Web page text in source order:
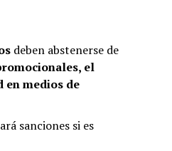
deben abstenerse de
el
en medios de
sanciones si es